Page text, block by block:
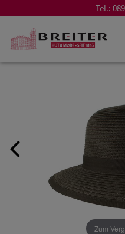
Tel.:
Zum